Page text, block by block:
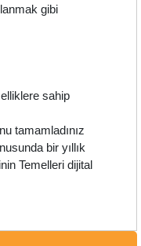
gibi
sahip
tamamladınız
bir yıllık
Temelleri dijital